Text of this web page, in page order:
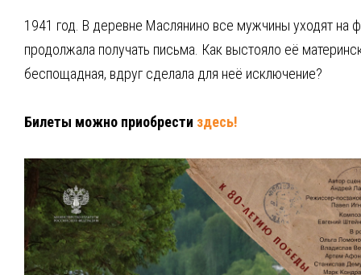
1941 год. В деревне Маслянино все мужчины уходят на
продолжала получать письма. Как выстояло её
беспощадная, вдруг сделала для неё исключение?
Билеты можно приобрести здесь!